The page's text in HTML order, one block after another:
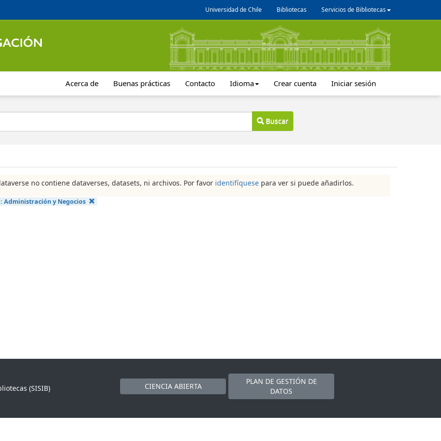
Universidad de Chile Bibliotecas Servicios de Bibliotecas
Acerca de Buenas prácticas Contacto Idioma Crear cuenta Iniciar sesión
Buscar
no contiene dataverses, datasets, ni archivos. Por favor identifíquese para ver si puede añadirlos.
Administración y Negocios
(SISIB)
CIENCIA ABIERTA
PLAN DE GESTIÓN DE
DATOS